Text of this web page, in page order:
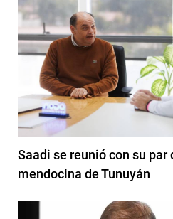
Saadi se reunió con su par
mendocina de Tunuyán